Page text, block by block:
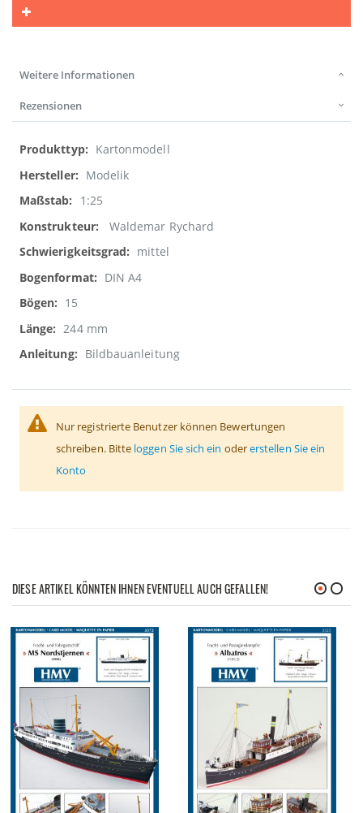
Weitere Informationen
Rezensionen
Weitere
Informationen
Kartonmodell
Modelik
1:25
Waldemar Rychard
mittel
DIN A4
15
244 mm
Bildbauanleitung
Nur registrierte Benutzer können Bewertungen
schreiben. Bitte loggen Sie sich ein odererstellen Sie ein
Konto
DIESE ARTIKEL KÖNNTEN IHNEN EVENTUELL AUCH GEFALLEN!